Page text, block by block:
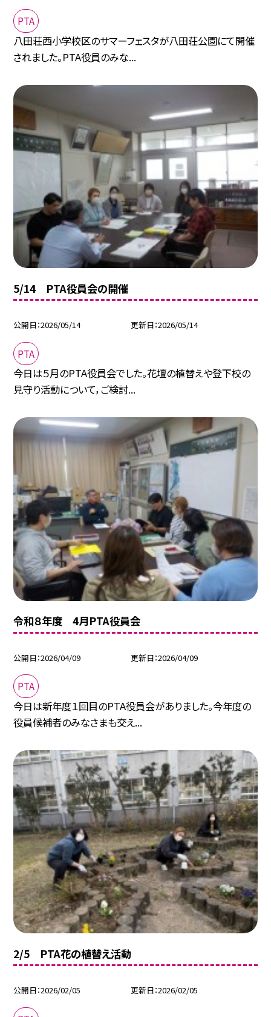
PTA
八田荘西小学校区のサマーフェスタが八田荘公園にて開催
されました。PTA役員のみな...
5/14 PTA役員会の開催
公開日 2026/05/14 更新日 2026/05/14
PTA
今日は５月のPTA役員会でした。花壇の植替えや登下校の
見守り活動について，ご検討...
令和８年度 4月PTA役員会
公開日 2026/04/09 更新日 2026/04/09
PTA
今日は新年度１回目のPTA役員会がありました。今年度の
役員候補者のみなさまも交え...
2/5 PTA花の植替え活動
公開日 2026/02/05 更新日 2026/02/05